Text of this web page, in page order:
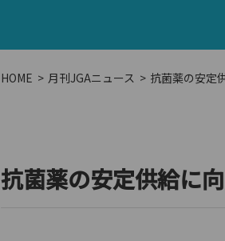
HOME 月刊JGAニュース 抗菌薬の安定
抗菌薬の安定供給に